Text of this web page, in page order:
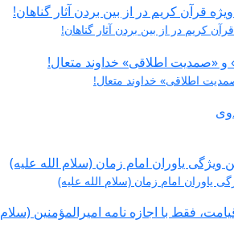
کریم در از بین بردن آثار گناهان!
اطلاقی» خداوند متعال!
یاوران امام زمان (سلام الله علیه)